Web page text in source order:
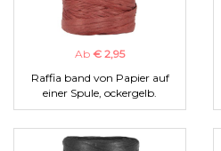
Ab € 2,95
Raffia band von Papier auf
einer Spule, ockergelb.